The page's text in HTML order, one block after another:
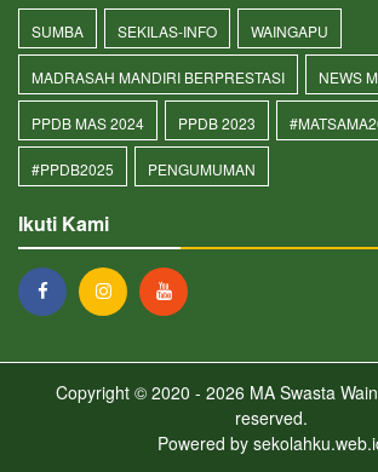
SUMBA SEKILAS-INFO WAINGAPU
MADRASAH MANDIRI BERPRESTASI NEWS
PPDB MAS 2024 PPDB 2023
#PPDB2025 PENGUMUMAN
Ikuti Kami
Copyright © 2020 - 2026 MA Swasta
reserved.
Powered by